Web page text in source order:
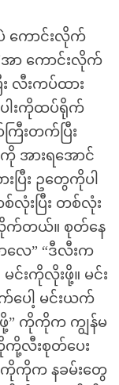
ကောင်းလိုက်
အာ ကောင်းလိုက်
း လီးကပ်ထား
ပါးကိုထပ်ရိုက်
းတက်ပြီး
ကို အားရအောင်
ြီး ဥတွေကိုပါ
ပြီး တစ်လုံး
လိုက်တယ်။ စုတ်နေ
ာလေ” “ဒီလီးက
းကိုလိုးဖို့။ မင်း
ပေါ့ မင်းယက်
” ကိုကိုက ကျွန်မ
လီးစုတ်ပေး
ကိုကိုက နခမ်းတွေ